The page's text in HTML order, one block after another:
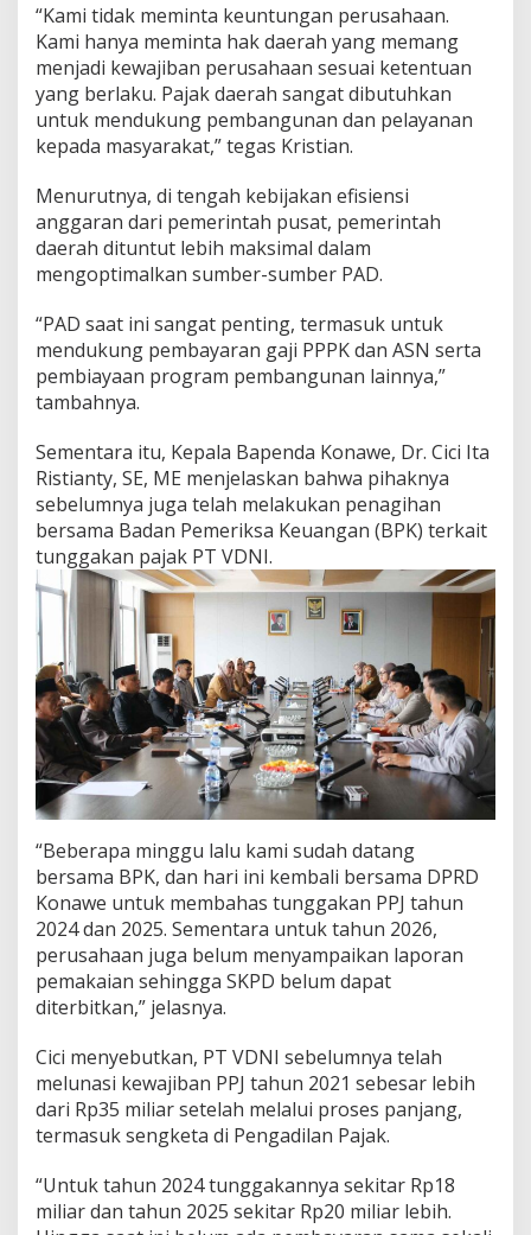
“Kami tidak meminta keuntungan perusahaan.
Kami hanya meminta hak daerah yang memang
menjadi kewajiban perusahaan sesuai ketentuan
yang berlaku. Pajak daerah sangat dibutuhkan
untuk mendukung pembangunan dan pelayanan
kepada masyarakat,” tegas Kristian.
Menurutnya, di tengah kebijakan efisiensi
anggaran dari pemerintah pusat, pemerintah
daerah dituntut lebih maksimal dalam
mengoptimalkan sumber-sumber PAD.
“PAD saat ini sangat penting, termasuk untuk
mendukung pembayaran gaji PPPK dan ASN serta
pembiayaan program pembangunan lainnya,”
tambahnya.
Sementara itu, Kepala Bapenda Konawe, Dr. Cici Ita
Ristianty, SE, ME menjelaskan bahwa pihaknya
sebelumnya juga telah melakukan penagihan
bersama Badan Pemeriksa Keuangan (BPK) terkait
tunggakan pajak PT VDNI.
“Beberapa minggu lalu kami sudah datang
bersama BPK, dan hari ini kembali bersama DPRD
Konawe untuk membahas tunggakan PPJ tahun
2024 dan 2025. Sementara untuk tahun 2026,
perusahaan juga belum menyampaikan laporan
pemakaian sehingga SKPD belum dapat
diterbitkan,” jelasnya.
Cici menyebutkan, PT VDNI sebelumnya telah
melunasi kewajiban PPJ tahun 2021 sebesar lebih
dari Rp35 miliar setelah melalui proses panjang,
termasuk sengketa di Pengadilan Pajak.
“Untuk tahun 2024 tunggakannya sekitar Rp18
miliar dan tahun 2025 sekitar Rp20 miliar lebih.